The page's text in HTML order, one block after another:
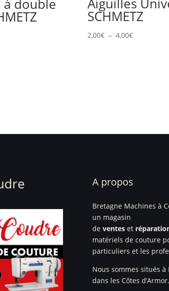
à double
SCHMETZ
2,00€ – 4,00€Plage
A propos
Bretagne Machines à
un magasin
de ventes et
matériels de couture
particuliers et les
Nous sommes situés à
dans les Côtes d’Armor.